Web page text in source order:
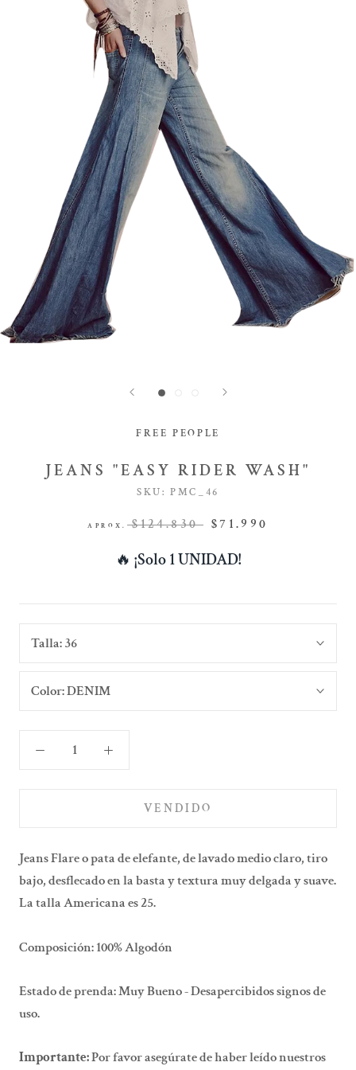
FREE PEOPLE
JEANS "EASY RIDER WASH"
SKU:PMC_46
APROX. $124.830 $71.990
🔥 ¡Solo 1 UNIDAD!
Talla:36
Color:DENIM
VENDIDO
Jeans Flare o pata de elefante, de lavado medio claro, tiro
bajo, desflecado en la basta y textura muy delgada y suave.
La talla Americana es 25.
Composición: 100% Algodón
Estado de prenda: Muy Bueno - Desapercibidos signos de
uso.
Importante:Por favor asegúrate de haber leído nuestros